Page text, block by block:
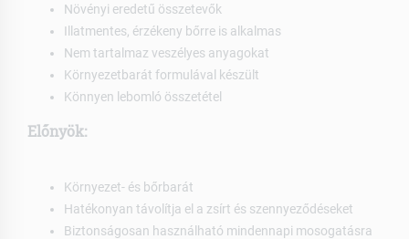
Növényi eredetű összetevők
Illatmentes, érzékeny bőrre is alkalmas
Nem tartalmaz veszélyes anyagokat
Környezetbarát formulával készült
Könnyen lebomló összetétel
Előnyök:
Környezet- és bőrbarát
Hatékonyan távolítja el a zsírt és szennyeződéseket
Biztonságosan használható mindennapi mosogatásra